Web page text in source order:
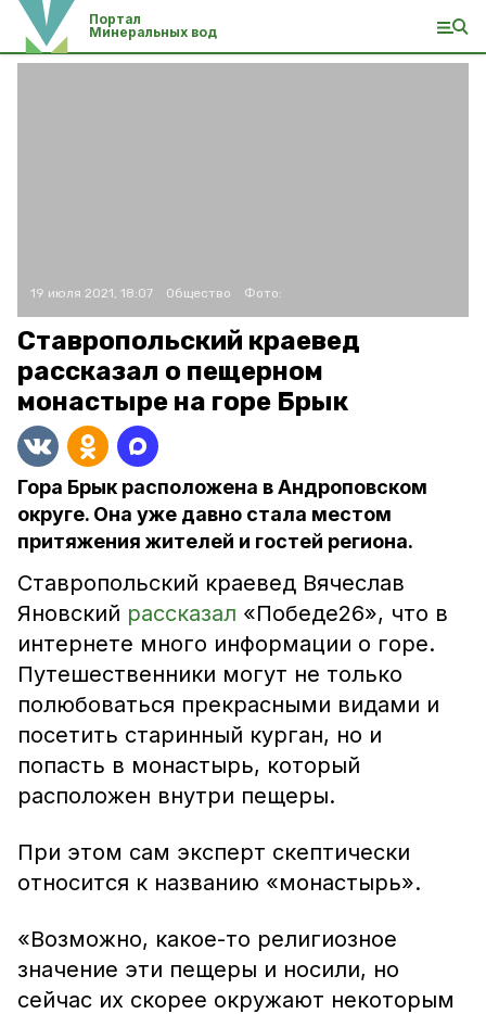
Портал
Минеральных вод
19 июля 2021, 18:07 Общество Фото:
Ставропольский краевед
рассказал о пещерном
монастыре на горе Брык
Гора Брык расположена в Андроповском
округе. Она уже давно стала местом
притяжения жителей и гостей региона.
Ставропольский краевед Вячеслав
Яновский рассказал «Победе26», что в
интернете много информации о горе.
Путешественники могут не только
полюбоваться прекрасными видами и
посетить старинный курган, но и
попасть в монастырь, который
расположен внутри пещеры.
При этом сам эксперт скептически
относится к названию «монастырь».
«Возможно, какое-то религиозное
значение эти пещеры и носили, но
сейчас их скорее окружают некоторым